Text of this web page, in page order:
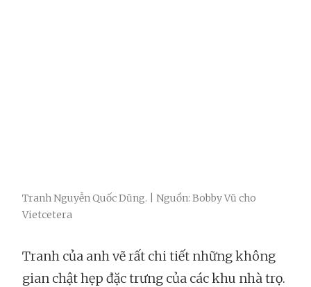
Tranh Nguyễn Quốc Dũng. | Nguồn: Bobby Vũ cho
Vietcetera
Tranh của anh vẽ rất chi tiết những không
gian chật hẹp đặc trưng của các khu nhà trọ.